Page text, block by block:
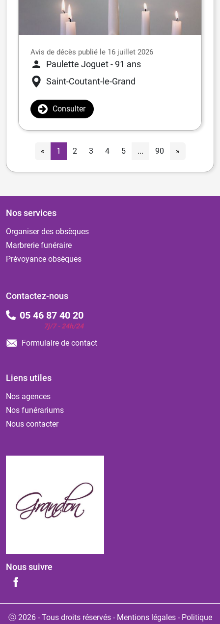
Avis de décès publié le 16 juillet 2026
Paulette Joguet- 91 ans
Saint-Coutant-le-Grand
Consulter
« 1 2 3 4 5 ... 90 »
Nos services
Organiser des obsèques
Marbrerie funéraire
Prévoyance obsèques
Contactez-nous
05 46 87 40 20
7j/7 - 24h/24
Formulaire de contact
Liens utiles
Nos agences
Nos funérariums
Nous contacter
Nous suivre
ⓒ 2026 - Tous droits réservés - Mentions légales- Politique